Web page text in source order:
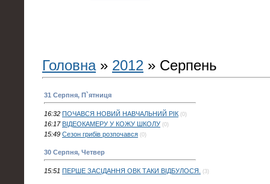
Головна» 2012 » Серпень
31 Серпня, П`ятниця
16:32 ПОЧАВСЯ НОВИЙ НАВЧАЛЬНИЙ РІК (0)
16:17 ВІДЕОКАМЕРУ У КОЖУ ШКОЛУ (0)
15:49 Сезон грибів розпочався (0)
30 Серпня, Четвер
15:51 ПЕРШЕ ЗАСІДАННЯ ОВК ТАКИ ВІДБУЛОСЯ. (3)